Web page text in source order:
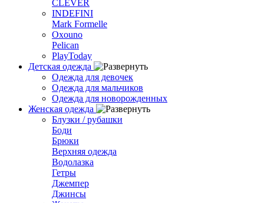
CLEVER
INDEFINI
Mark Formelle
Oxouno
Pelican
PlayToday
Детская одежда
Одежда для девочек
Одежда для мальчиков
Одежда для новорожденных
Женская одежда
Блузки / рубашки
Боди
Брюки
Верхняя одежда
Водолазка
Гетры
Джемпер
Джинсы